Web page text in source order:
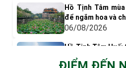
Hồ Tịnh Tâm
để ngắm hoa và
06/08/2026
Hồ Tịnh Tâm Huế:
& Kinh nghiệm